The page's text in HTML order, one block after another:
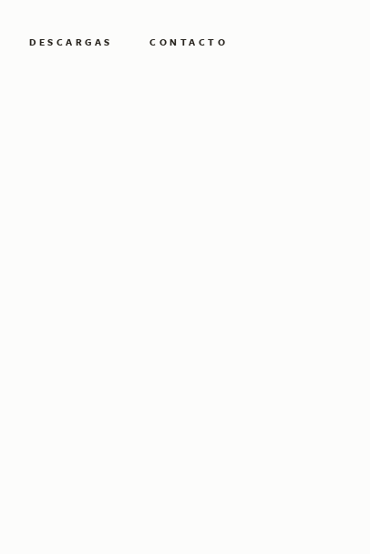
DESCARGAS CONTACTO